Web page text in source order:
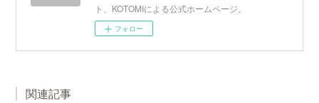
ト、KOTOMIによる公式ホームページ。
フォロー
関連記事